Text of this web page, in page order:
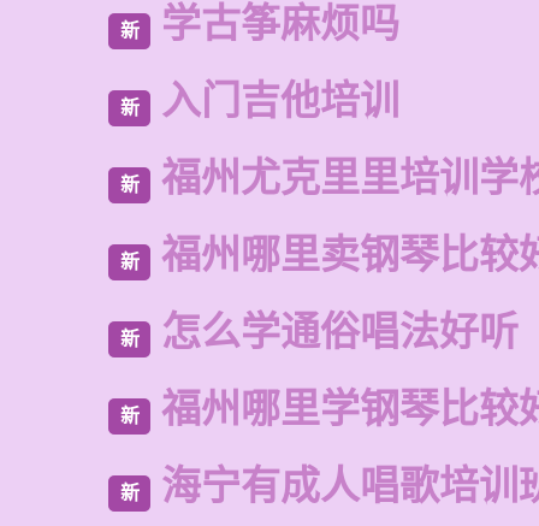
新 学古筝麻烦吗
新 入门吉他培训
新 福州尤克里里培训学
新 福州哪里卖钢琴比较
新 怎么学通俗唱法好听
新 福州哪里学钢琴比较
新 海宁有成人唱歌培训